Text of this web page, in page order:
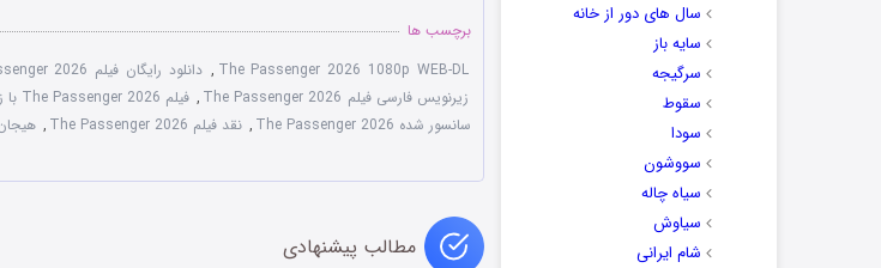
سال های دور از خانه
سایه باز
سرگیجه
سقوط
سودا
سووشون
سیاه چاله
سیاوش
شام ایرانی
برچسب ها
The Passenger 2026 1080p WEB-DL
, دانلود رایگان فیلم The Passenger 2026
زیرنویس فارسی فیلم The Passenger 2026
, فیلم The Passenger 2026 با زیرنویس چسبیده
سانسور شده The Passenger 2026
, نقد فیلم The Passenger 2026 ,
مطالب پیشنهادی